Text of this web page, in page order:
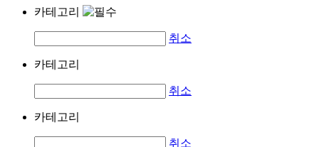
카테고리
취소
카테고리
취소
카테고리
취소